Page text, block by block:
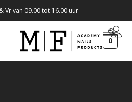
Vr van 09.00 tot 16.00 uur
0